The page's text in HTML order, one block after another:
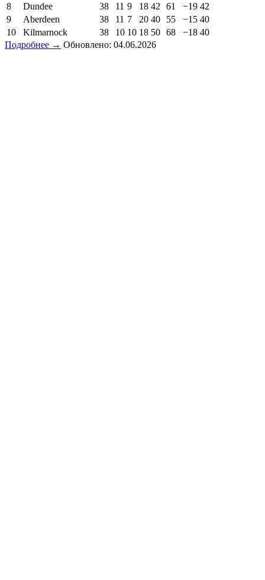
8
Dundee 38 11 9 18 42 61 −19 42
9
Aberdeen 38 11 7 20 40 55 −15 40
10
Kilmarnock 38 10 10 18 50 68 −18 40
Подробнее → Обновлено: 04.06.2026